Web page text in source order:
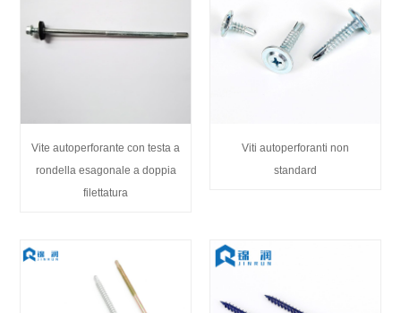
Vite autoperforante con testa a
rondella esagonale a doppia
filettatura
Viti autoperforanti non
standard